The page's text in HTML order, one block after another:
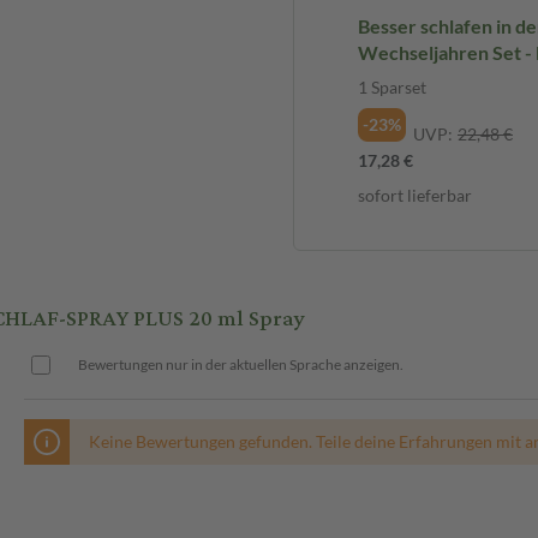
Maschinen.
Besser schlafen in
Wechseljahren Set
Plus + Fem Vital Duo
1 Sparset
-23%
UVP: 22,48 €
17,28 €
sofort lieferbar
SPRAY PLUS 20 ml Spray
Bewertungen nur in der aktuellen Sprache anzeigen.
Keine Bewertungen gefunden. Teile deine Erfahrungen mit